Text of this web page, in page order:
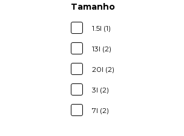
Tamanho
1.5l (1)
13l (2)
20l (2)
3l (2)
7l (2)